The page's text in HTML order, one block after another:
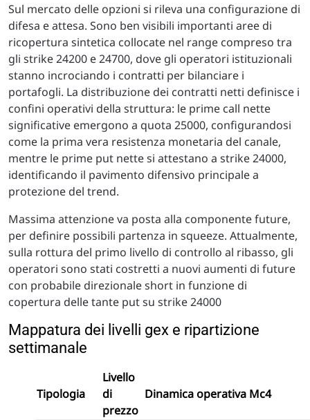
Sul mercato delle opzioni si rileva una configurazione di
difesa e attesa. Sono ben visibili importanti aree di
ricopertura sintetica collocate nel range compreso tra
gli strike 24200 e 24700, dove gli operatori istituzionali
stanno incrociando i contratti per bilanciare i
portafogli. La distribuzione dei contratti netti definisce i
confini operativi della struttura: le prime call nette
significative emergono a quota 25000, configurandosi
come la prima vera resistenza monetaria del canale,
mentre le prime put nette si attestano a strike 24000,
identificando il pavimento difensivo principale a
protezione del trend.
Massima attenzione va posta alla componente future,
per definire possibili partenza in squeeze. Attualmente,
sulla rottura del primo livello di controllo al ribasso, gli
operatori sono stati costretti a nuovi aumenti di future
con probabile direzionale short in funzione di
copertura delle tante put su strike 24000
Mappatura dei livelli gex e ripartizione
settimanale
Tipologia
Livello
di
prezzo
Dinamica operativa Mc4